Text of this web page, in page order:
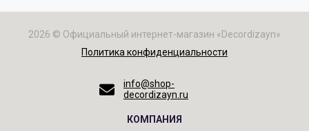
2026 © Официальный интернет-магазин «Decordizayn»
Политика конфиденциальности
info@shop-
decordizayn.ru
КОМПАНИЯ